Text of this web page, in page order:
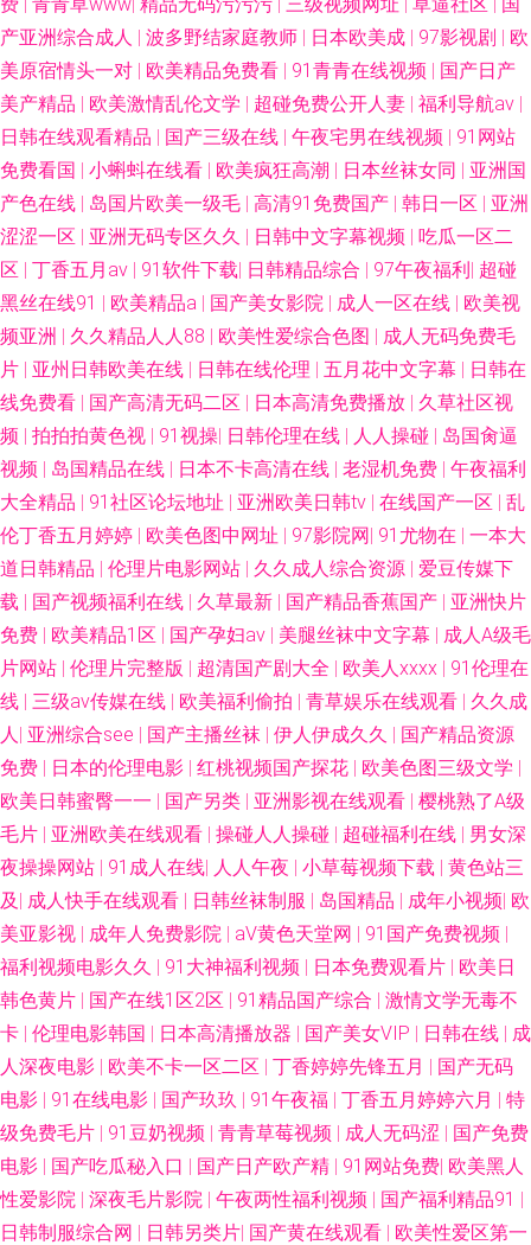
线影院福利 国产欧美岛国 亚洲黄色AV男人天堂 国产精品国产 亚洲激情小说
网 东京热大香蕉av 天天艹夜夜草 91網站 日本人妖学aa 91青青娱乐 久草资
源网 91乱子伦国产伦 久干网五月婷 91精品论坛 黄色视频一六九区 自啪91
日韩福利精品导航 五月天婷婷社区 俺去射官网 日韩中文 91小视频黄 欧美激
情日韩无码 91中文字幕 色妞妞爱婷婷操导航 91资源在线观看视频 乱伦社撸
小姐 大香蕉伊人啪啪啪 五月天av资源男人网 www国产精品 先锋影音av第一
页 大香蕉99va 亚州av不卡 超踫少女人人操人人干 91豆花不卡 黄色片91 自
成人肏屄福利网站 色女人的天堂网 超碰在线社区 亚洲色天堂网 精品传媒 超
碰久网 91tv影院观看免费 日本成人在线不卡 wwwsese视频 天堂av东方 av中
文网站 日韩成人αⅴ 91视屏免费看 乱轮天堂 91福利资源网 精品区熟女 中文
字幕乱码第39页 麻豆免费毛片 91色色网站 免费成人1 91丝袜插麻豆 欧美国
产成人 91九九主播 色猫av影院 俺来也俺去肛交 国产精品在线1 91九色Porn
黑料 老湿机剧院 蜜桃免费视频 91视频最新地址 午夜精品久久麻豆 91精品在
线观看竹菊 成人不卡视频专区 久久嫩草精品久久网站 91prom在线观看 av福
利免费 久久国产精品久久 亚洲艹逼在线 91网站熊猫 国产福利网站 欧美成在
在线观看 黄色美女三极网站 日韩gav在线观看 91N综合视频 成人午夜国产精
品免费 微拍福利电影 91伊人橘子 国产免费色在线 色伊人大香蕉 91国产传媒
视频 www无码色图 欧美黄色成人日韩 亚洲热A朋友的妈妈 国产久久伊人 四
产亚洲综合成人 | 波多野结家庭教师 | 日本欧美成 | 97影视剧 | 欧
美原宿情头一对 | 欧美精品免费看 | 91青青在线视频 | 国产日产
美产精品 | 欧美激情乱伦文学 | 超碰免费公开人妻 | 福利导航av |
日韩在线观看精品 | 国产三级在线 | 午夜宅男在线视频 | 91网站
免费看国 | 小蝌蚪在线看 | 欧美疯狂高潮 | 日本丝袜女同 | 亚洲国
产色在线 | 岛国片欧美一级毛 | 高清91免费国产 | 韩日一区 | 亚洲
涩涩一区 | 亚洲无码专区久久 | 日韩中文字幕视频 | 吃瓜一区二
区 | 丁香五月av | 91软件下载| 日韩精品综合 | 97午夜福利| 超碰
黑丝在线91 | 欧美精品a | 国产美女影院 | 成人一区在线 | 欧美视
频亚洲 | 久久精品人人88 | 欧美性爱综合色图 | 成人无码免费毛
片 | 亚州日韩欧美在线 | 日韩在线伦理 | 五月花中文字幕 | 日韩在
线免费看 | 国产高清无码二区 | 日本高清免费播放 | 久草社区视
频 | 拍拍拍黄色视 | 91视操| 日韩伦理在线 | 人人操碰 | 岛国肏逼
视频 | 岛国精品在线 | 日本不卡高清在线 | 老湿机免费 | 午夜福利
大全精品 | 91社区论坛地址 | 亚洲欧美日韩tv | 在线国产一区 | 乱
伦丁香五月婷婷 | 欧美色图中网址 | 97影院网| 91尤物在 | 一本大
道日韩精品 | 伦理片电影网站 | 久久成人综合资源 | 爱豆传媒下
载 | 国产视频福利在线 | 久草最新 | 国产精品香蕉国产 | 亚洲快片
免费 | 欧美精品1区 | 国产孕妇av | 美腿丝袜中文字幕 | 成人A级毛
片网站 | 伦理片完整版 | 超清国产剧大全 | 欧美人xxxx | 91伦理在
线 | 三级av传媒在线 | 欧美福利偷拍 | 青草娱乐在线观看 | 久久成
人| 亚洲综合see | 国产主播丝袜 | 伊人伊成久久 | 国产精品资源
免费 | 日本的伦理电影 | 红桃视频国产探花 | 欧美色图三级文学 |
欧美日韩蜜臀一一 | 国产另类 | 亚洲影视在线观看 | 樱桃熟了A级
毛片 | 亚洲欧美在线观看 | 操碰人人操碰 | 超碰福利在线 | 男女深
夜操操网站 | 91成人在线| 人人午夜 | 小草莓视频下载 | 黄色站三
及 | 成人快手在线观看 | 日韩丝袜制服 | 岛国精品 | 成年小视频| 欧
美亚影视 | 成年人免费影院 | aV黄色天堂网 | 91国产免费视频 |
福利视频电影久久 | 91大神福利视频 | 日本免费观看片 | 欧美日
韩色黄片 | 国产在线1区2区 | 91精品国产综合 | 激情文学无毒不
卡 | 伦理电影韩国 | 日本高清播放器 | 国产美女VIP | 日韩在线 | 成
人深夜电影 | 欧美不卡一区二区 | 丁香婷婷先锋五月 | 国产无码
电影 | 91在线电影 | 国产玖玖 | 91午夜福 | 丁香五月婷婷六月 | 特
级免费毛片 | 91豆奶视频 | 青青草莓视频 | 成人无码涩 | 国产免费
电影 | 国产吃瓜秘入口 | 国产日产欧产精 | 91网站免费| 欧美黑人
性爱影院 | 深夜毛片影院 | 午夜两性福利视频 | 国产福利精品91 |
日韩制服综合网 | 日韩另类片| 国产黄在线观看 | 欧美性爱区第一